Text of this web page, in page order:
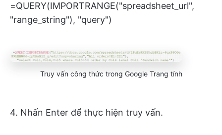
=QUERY(IMPORTRANGE("spreadsheet_url",
"range_string"), "query")
Truy vấn công thức trong Google Trang tính
4. Nhấn Enter để thực hiện truy vấn.